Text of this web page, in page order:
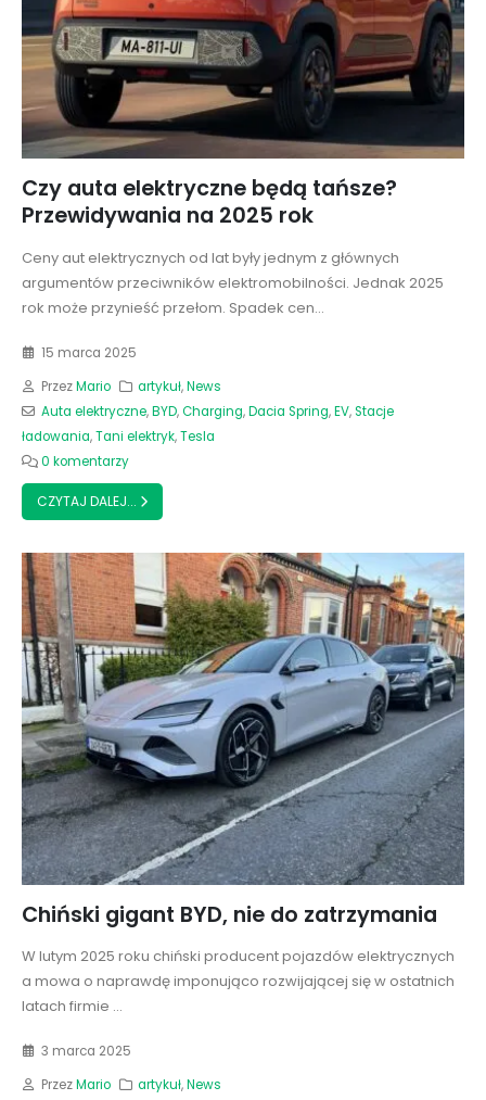
Czy auta elektryczne będą tańsze?
Przewidywania na 2025 rok
Ceny aut elektrycznych od lat były jednym z głównych
argumentów przeciwników elektromobilności. Jednak 2025
rok może przynieść przełom. Spadek cen...
15 marca 2025
PrzezMario artykuł,News
Auta elektryczne,BYD,Charging,Dacia Spring,EV,Stacje
ładowania,Tani elektryk,Tesla
0 komentarzy
CZYTAJ DALEJ...
Chiński gigant BYD, nie do zatrzymania
W lutym 2025 roku chiński producent pojazdów elektrycznych
a mowa o naprawdę imponująco rozwijającej się w ostatnich
latach firmie ...
3 marca 2025
PrzezMario artykuł,News